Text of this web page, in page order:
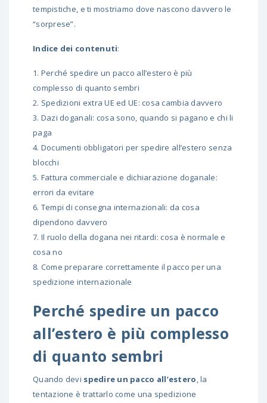
tempistiche, e ti mostriamo dove nascono davvero le
“sorprese”.
Indice dei contenuti:
1. Perché spedire un pacco all’estero è più
complesso di quanto sembri
2. Spedizioni extra UE ed UE: cosa cambia davvero
3. Dazi doganali: cosa sono, quando si pagano e chi li
paga
4. Documenti obbligatori per spedire all’estero senza
blocchi
5. Fattura commerciale e dichiarazione doganale:
errori da evitare
6. Tempi di consegna internazionali: da cosa
dipendono davvero
7. Il ruolo della dogana nei ritardi: cosa è normale e
cosa no
8. Come preparare correttamente il pacco per una
spedizione internazionale
Perché spedire un pacco
all’estero è più complesso
di quanto sembri
Quando devi spedire un pacco all’estero, la
tentazione è trattarlo come una spedizione